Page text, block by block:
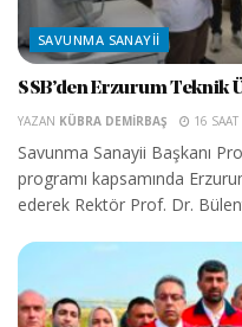
SAVUNMA SANAYII
SSB’den Erzurum Teknik
YAZAN KÜBRA DEMIRBAŞ 16
Savunma Sanayii Başkanı
programı kapsamında
ederek Rektör Prof. Dr.